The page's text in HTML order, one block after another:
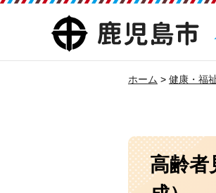
鹿児島市
ホーム > 健康・福
高齢者